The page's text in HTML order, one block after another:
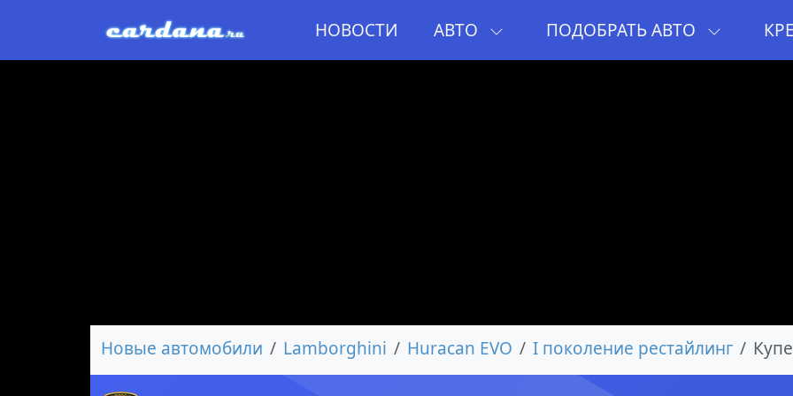
НОВОСТИ АВТО ПОДОБРАТЬ АВТО
Новые автомобили Lamborghini Huracan EVO I поколение рестайлинг Купе